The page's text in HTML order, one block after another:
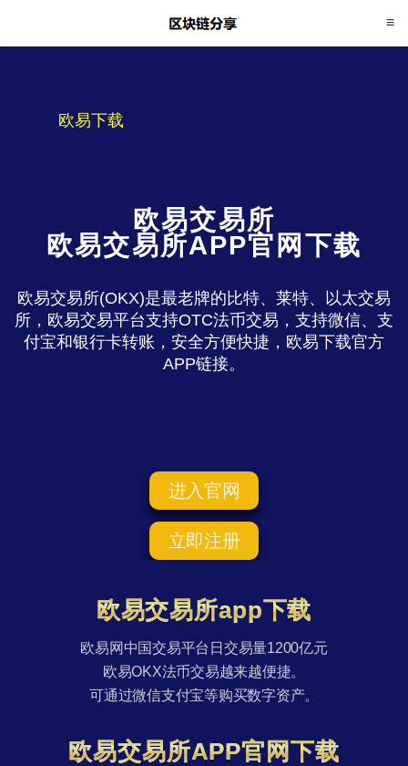
欧易下载
欧易交易所
欧易交易所APP官网下载
欧易交易所(OKX)是最老牌的比特、莱特、以太交易
所，欧易交易平台支持OTC法币交易，支持微信、支
付宝和银行卡转账，安全方便快捷，欧易下载官方
APP链接。
进入官网
立即注册
欧易交易所app下载
欧易网中国交易平台日交易量1200亿元
欧易OKX法币交易越来越便捷。
可通过微信支付宝等购买数字资产。
欧易交易所APP官网下载